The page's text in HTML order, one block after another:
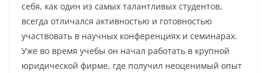
себя, как один из самых талантливых студентов,
всегда отличался активностью и готовностью
участвовать в научных конференциях и семинарах.
Уже во время учебы он начал работать в крупной
юридической фирме, где получил неоценимый опыт